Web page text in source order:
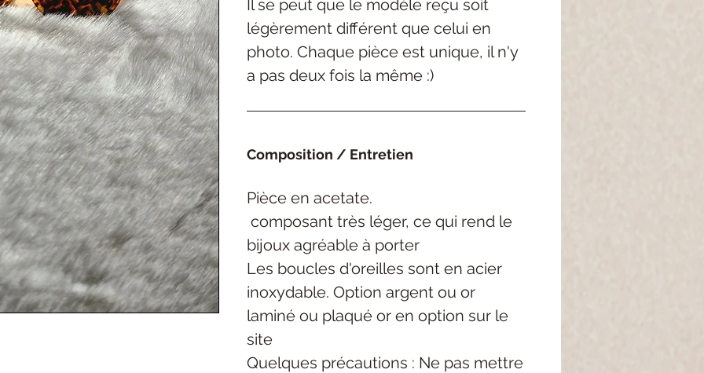
Il se peut que le modèle reçu soit
légèrement différent que celui en
photo. Chaque pièce est unique, il n'y
a pas deux fois la même :)
Composition / Entretien
Pièce en acetate.
composant très léger, ce qui rend le
bijoux agréable à porter
Les boucles d'oreilles sont en acier
inoxydable. Option argent ou or
laminé ou plaqué or en option sur le
site
Quelques précautions : Ne pas mettre